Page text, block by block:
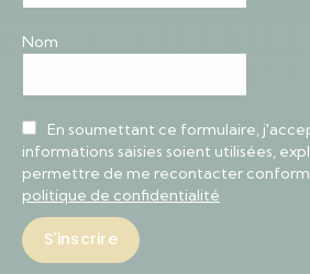
Nom
En soumettant ce formulaire,
informations saisies soient utilisées,
permettre de me recontacter
politique de confidentialité